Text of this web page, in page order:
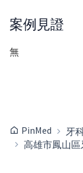
案例見證
無
PinMed 牙
高雄市鳳山區